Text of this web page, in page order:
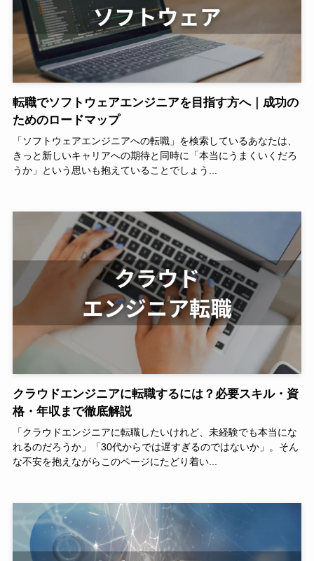
転職でソフトウェアエンジニアを目指す方へ｜成功の
ためのロードマップ
「ソフトウェアエンジニアへの転職」を検索しているあなたは、
きっと新しいキャリアへの期待と同時に「本当にうまくいくだろ
うか」という思いも抱えていることでしょう...
クラウドエンジニアに転職するには？必要スキル・資
格・年収まで徹底解説
「クラウドエンジニアに転職したいけれど、未経験でも本当にな
れるのだろうか」「30代からでは遅すぎるのではないか」。そん
な不安を抱えながらこのページにたどり着い...